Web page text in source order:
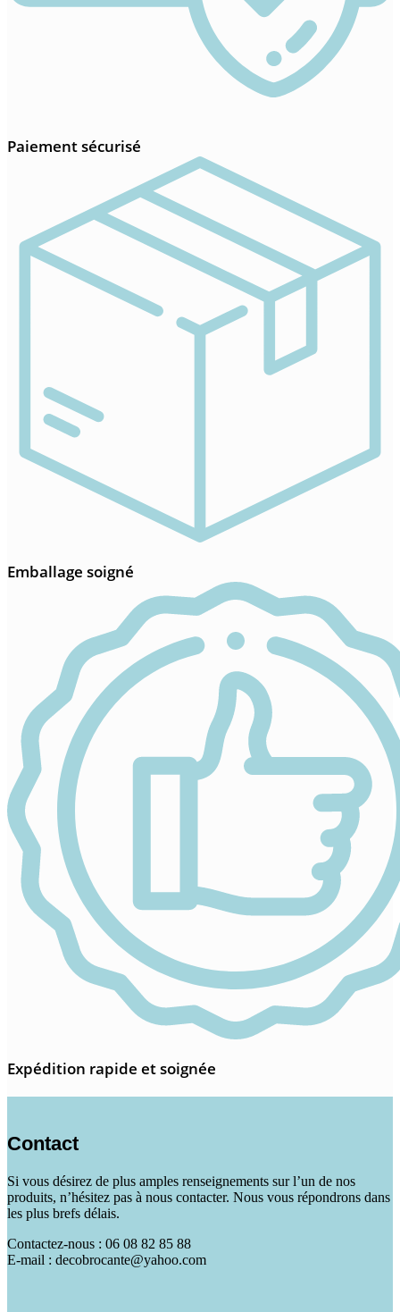
Paiement sécurisé
Emballage soigné
Expédition rapide et soignée
Contact
Si vous désirez de plus amples renseignements sur l’un de nos
produits, n’hésitez pas à nous contacter. Nous vous répondrons dans
les plus brefs délais.
Contactez-nous : 06 08 82 85 88
E-mail : decobrocante@yahoo.com